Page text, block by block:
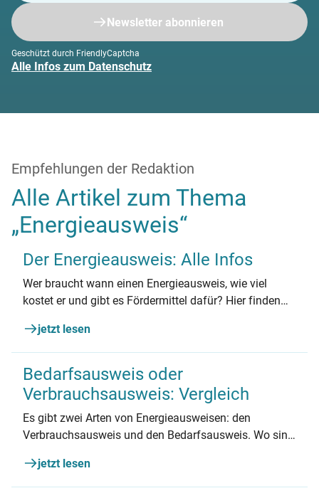
Newsletter abonnieren
Geschützt durch FriendlyCaptcha
Alle Infos zum Datenschutz
Empfehlungen der Redaktion
Alle Artikel zum Thema
„Energieausweis“
Der Energieausweis: Alle Infos
Wer braucht wann einen Energieausweis, wie viel
kostet er und gibt es Fördermittel dafür? Hier finden
um Energieausweise.
jetzt lesen
Bedarfsausweis oder
Verbrauchsausweis: Vergleich
Es gibt zwei Arten von Energieausweisen: den
Verbrauchsausweis und den Bedarfsausweis. Wo sind
sich für wen? Alle Infos zu den beiden
Energieausweisen.
jetzt lesen